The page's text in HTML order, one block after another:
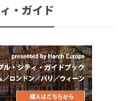
・ガイド